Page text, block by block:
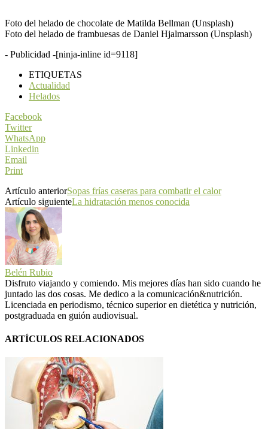
Foto del helado de chocolate de Matilda Bellman (Unsplash)
Foto del helado de frambuesas de Daniel Hjalmarsson (Unsplash)
- Publicidad -[ninja-inline id=9118]
ETIQUETAS
Actualidad
Helados
Facebook
Twitter
WhatsApp
Linkedin
Email
Print
Artículo anteriorSopas frías caseras para combatir el calor
Artículo siguienteLa hidratación menos conocida
Belén Rubio
Disfruto viajando y comiendo. Mis mejores días han sido cuando he
juntado las dos cosas. Me dedico a la comunicación&nutrición.
Licenciada en periodismo, técnico superior en dietética y nutrición,
postgraduada en guión audiovisual.
ARTÍCULOS RELACIONADOS